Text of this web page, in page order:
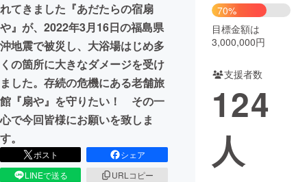
CAMPFIRE for Social Good
CAMPFIRE Creation
CAMPFIREふるさと納税machi-ya コミュニティ
れてきました『あだたらの宿扇
や』が、2022年3月16日の福島県
沖地震で被災し、大浴場はじめ多
くの箇所に大きなダメージを受け
ました。存続の危機にある老舗旅
館『扇や』を守りたい！ その一
心で今回皆様にお願いを致しま
す。
ポスト
シェア
LINEで送る
URLコピー
70%
目標金額は
3,000,000円
支援者数
124
人